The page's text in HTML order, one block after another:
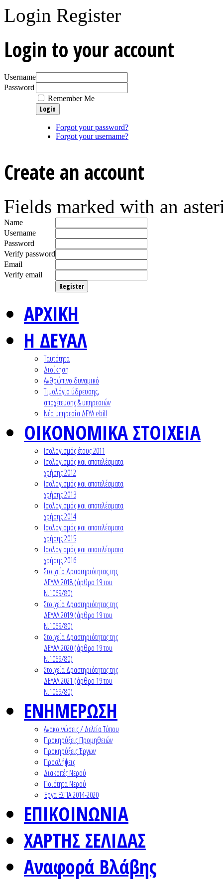
Login Register
Login to your account
Username
Password
Remember Me
Forgot your password?
Forgot your username?
Create an account
Fields marked with an
Name
Username
Password
Verify password
Email
Verify email
Register
ΑΡΧΙΚΗ
Η ΔΕΥΑΛ
Ταυτότητα
Διοίκηση
Ανθρώπινο δυναμικό
Τιμολόγιο ύδρευσης,
αποχέτευσης & υπηρεσιών
Nέα υπηρεσία ΔΕΥΑ ebill
ΟΙΚΟΝΟΜΙΚΑ ΣΤΟΙΧΕΙΑ
Ισολογισμός έτους 2011
Ισολογισμός και αποτελέσματα
χρήσης 2012
Ισολογισμός και αποτελέσματα
χρήσης 2013
Ισολογισμός και αποτελέσματα
χρήσης 2014
Ισολογισμός και αποτελέσματα
χρήσης 2015
Ισολογισμός και αποτελέσματα
χρήσης 2016
Στοιχεία Δραστηριότητας της
ΔΕΥΑΛ 2018 (άρθρο 19 του
Ν.1069/80)
Στοιχεία Δραστηριότητας της
ΔΕΥΑΛ 2019 (άρθρο 19 του
Ν.1069/80)
Στοιχεία Δραστηριότητας της
ΔΕΥΑΛ 2020 (άρθρο 19 του
Ν.1069/80)
Στοιχεία Δραστηριότητας της
ΔΕΥΑΛ 2021 (άρθρο 19 του
Ν.1069/80)
ΕΝΗΜΕΡΩΣΗ
Ανακοινώσεις / Δελτία Τύπου
Προκηρύξεις Προμηθειών
Προκηρύξεις Έργων
Προσλήψεις
Διακοπές Νερού
Ποιότητα Νερού
Έργα ΕΣΠΑ 2014-2020
ΕΠΙΚΟΙΝΩΝΙΑ
ΧΑΡΤΗΣ ΣΕΛΙΔΑΣ
Αναφορά Βλάβης